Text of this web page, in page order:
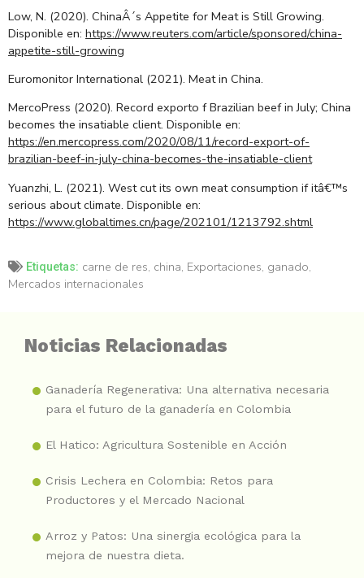
Low, N. (2020). ChinaÂ´s Appetite for Meat is Still Growing.
Disponible en: https://www.reuters.com/article/sponsored/china-
appetite-still-growing
Euromonitor International (2021). Meat in China.
MercoPress (2020). Record exporto f Brazilian beef in July; China
becomes the insatiable client. Disponible en:
https://en.mercopress.com/2020/08/11/record-export-of-
brazilian-beef-in-july-china-becomes-the-insatiable-client
Yuanzhi, L. (2021). West cut its own meat consumption if itâ€™s
serious about climate. Disponible en:
https://www.globaltimes.cn/page/202101/1213792.shtml
Etiquetas: carne de res, china, Exportaciones, ganado,
Mercados internacionales
Noticias Relacionadas
Ganadería Regenerativa: Una alternativa necesaria
para el futuro de la ganadería en Colombia
El Hatico: Agricultura Sostenible en Acción
Crisis Lechera en Colombia: Retos para
Productores y el Mercado Nacional
Arroz y Patos: Una sinergia ecológica para la
mejora de nuestra dieta.